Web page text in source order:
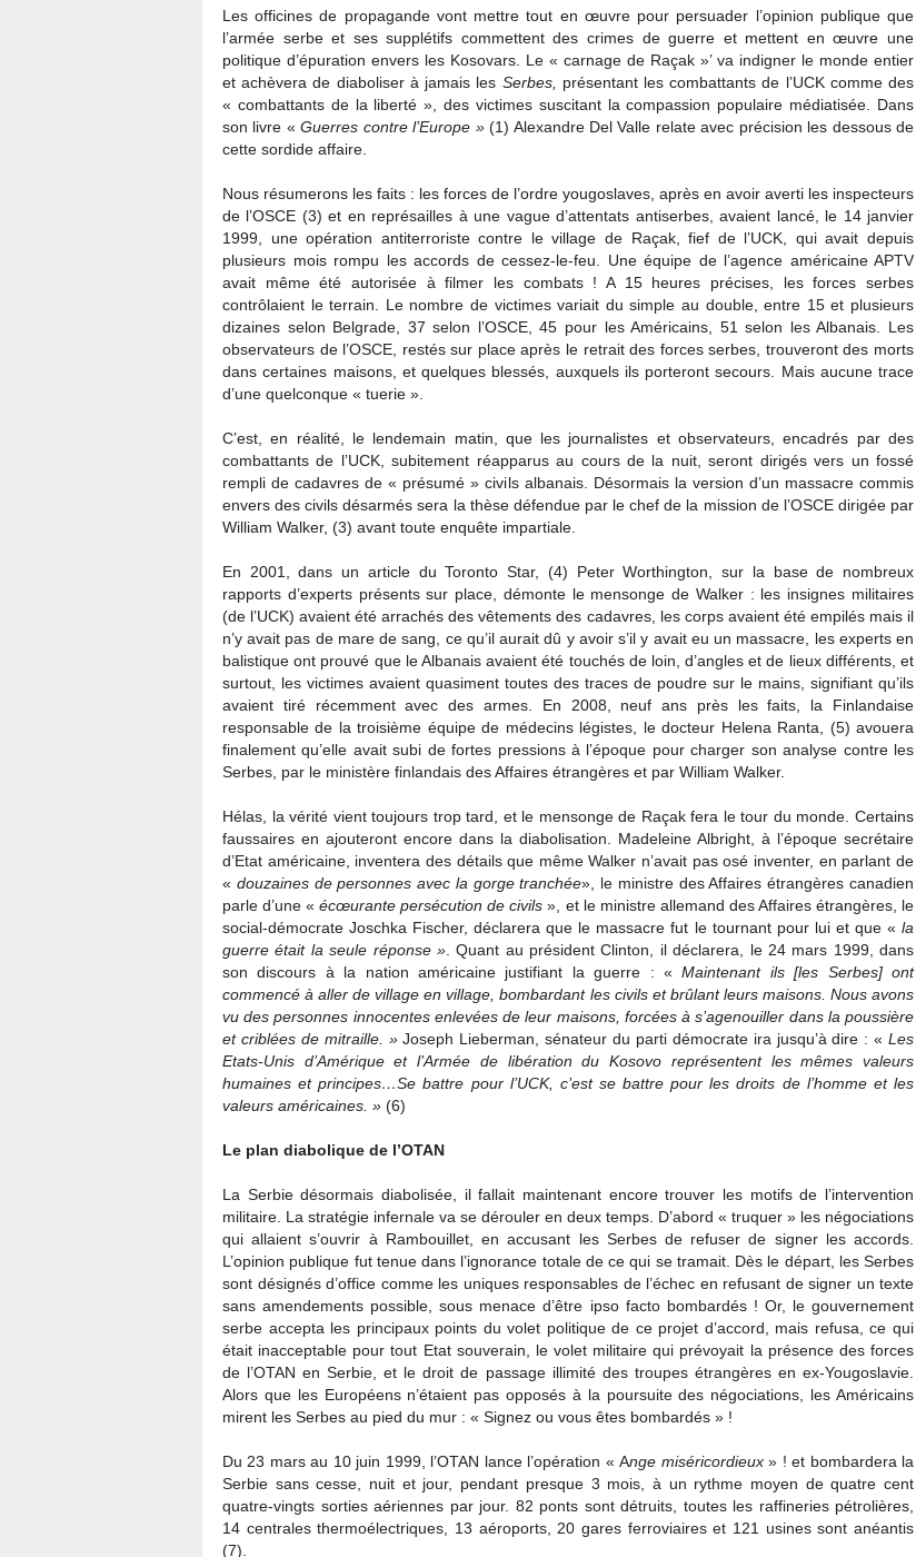
Les officines de propagande vont mettre tout en œuvre pour persuader l’opinion publique que
l’armée serbe et ses supplétifs commettent des crimes de guerre et mettent en œuvre une
politique d’épuration envers les Kosovars. Le « carnage de Raçak »’ va indigner le monde entier
et achèvera de diaboliser à jamais les Serbes, présentant les combattants de l’UCK comme des
« combattants de la liberté », des victimes suscitant la compassion populaire médiatisée. Dans
son livre «Guerres contre l’Europe »(1) Alexandre Del Valle relate avec précision les dessous de
cette sordide affaire.
Nous résumerons les faits : les forces de l’ordre yougoslaves, après en avoir averti les inspecteurs
de l’OSCE (3) et en représailles à une vague d’attentats antiserbes, avaient lancé, le 14 janvier
1999, une opération antiterroriste contre le village de Raçak, fief de l’UCK, qui avait depuis
plusieurs mois rompu les accords de cessez-le-feu. Une équipe de l’agence américaine APTV
avait même été autorisée à filmer les combats ! A 15 heures précises, les forces serbes
contrôlaient le terrain. Le nombre de victimes variait du simple au double, entre 15 et plusieurs
dizaines selon Belgrade, 37 selon l’OSCE, 45 pour les Américains, 51 selon les Albanais. Les
observateurs de l’OSCE, restés sur place après le retrait des forces serbes, trouveront des morts
dans certaines maisons, et quelques blessés, auxquels ils porteront secours. Mais aucune trace
d’une quelconque « tuerie ».
C’est, en réalité, le lendemain matin, que les journalistes et observateurs, encadrés par des
combattants de l’UCK, subitement réapparus au cours de la nuit, seront dirigés vers un fossé
rempli de cadavres de « présumé » civils albanais. Désormais la version d’un massacre commis
envers des civils désarmés sera la thèse défendue par le chef de la mission de l’OSCE dirigée par
William Walker, (3) avant toute enquête impartiale.
En 2001, dans un article du Toronto Star, (4) Peter Worthington, sur la base de nombreux
rapports d’experts présents sur place, démonte le mensonge de Walker : les insignes militaires
(de l’UCK) avaient été arrachés des vêtements des cadavres, les corps avaient été empilés mais il
n’y avait pas de mare de sang, ce qu’il aurait dû y avoir s’il y avait eu un massacre, les experts en
balistique ont prouvé que le Albanais avaient été touchés de loin, d’angles et de lieux différents, et
surtout, les victimes avaient quasiment toutes des traces de poudre sur le mains, signifiant qu’ils
avaient tiré récemment avec des armes. En 2008, neuf ans près les faits, la Finlandaise
responsable de la troisième équipe de médecins légistes, le docteur Helena Ranta, (5) avouera
finalement qu’elle avait subi de fortes pressions à l’époque pour charger son analyse contre les
Serbes, par le ministère finlandais des Affaires étrangères et par William Walker.
Hélas, la vérité vient toujours trop tard, et le mensonge de Raçak fera le tour du monde. Certains
faussaires en ajouteront encore dans la diabolisation. Madeleine Albright, à l’époque secrétaire
d’Etat américaine, inventera des détails que même Walker n’avait pas osé inventer, en parlant de
« douzaines de personnes avec la gorge tranchée», le ministre des Affaires étrangères canadien
parle d’une «écœurante persécution de civils », et le ministre allemand des Affaires étrangères, le
social-démocrate Joschka Fischer, déclarera que le massacre fut le tournant pour lui et que « la
guerre était la seule réponse ». Quant au président Clinton, il déclarera, le 24 mars 1999, dans
son discours à la nation américaine justifiant la guerre : «Maintenant ils [les Serbes] ont
commencé à aller de village en village, bombardant les civils et brûlant leurs maisons. Nous avons
vu des personnes innocentes enlevées de leur maisons, forcées à s’agenouiller dans la poussière
et criblées de mitraille. »Joseph Lieberman, sénateur du parti démocrate ira jusqu’à dire : « Les
Etats-Unis d’Amérique et l’Armée de libération du Kosovo représentent les mêmes valeurs
humaines et principes…Se battre pour l’UCK, c’est se battre pour les droits de l’homme et les
valeurs américaines. » (6)
Le plan diabolique de l’OTAN
La Serbie désormais diabolisée, il fallait maintenant encore trouver les motifs de l’intervention
militaire. La stratégie infernale va se dérouler en deux temps. D’abord « truquer » les négociations
qui allaient s’ouvrir à Rambouillet, en accusant les Serbes de refuser de signer les accords.
L’opinion publique fut tenue dans l’ignorance totale de ce qui se tramait. Dès le départ, les Serbes
sont désignés d’office comme les uniques responsables de l’échec en refusant de signer un texte
sans amendements possible, sous menace d’être ipso facto bombardés ! Or, le gouvernement
serbe accepta les principaux points du volet politique de ce projet d’accord, mais refusa, ce qui
était inacceptable pour tout Etat souverain, le volet militaire qui prévoyait la présence des forces
de l’OTAN en Serbie, et le droit de passage illimité des troupes étrangères en ex-Yougoslavie.
Alors que les Européens n’étaient pas opposés à la poursuite des négociations, les Américains
mirent les Serbes au pied du mur : « Signez ou vous êtes bombardés » !
Du 23 mars au 10 juin 1999, l’OTAN lance l’opération « Ange miséricordieux» ! et bombardera la
Serbie sans cesse, nuit et jour, pendant presque 3 mois, à un rythme moyen de quatre cent
quatre-vingts sorties aériennes par jour. 82 ponts sont détruits, toutes les raffineries pétrolières,
14 centrales thermoélectriques, 13 aéroports, 20 gares ferroviaires et 121 usines sont anéantis
(7).